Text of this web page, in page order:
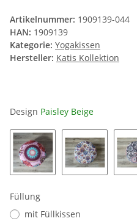
Artikelnummer: 1909139-044
HAN: 1909139
Kategorie: Yogakissen
Hersteller: Katis Kollektion
Design Paisley Beige
Füllung
mit Füllkissen